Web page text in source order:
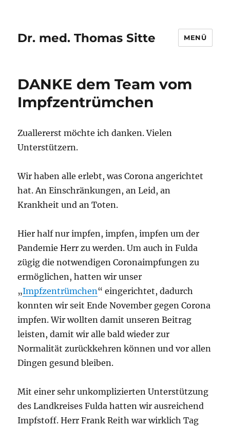
Dr. med. Thomas Sitte MENÜ
DANKE dem Team vom
Impfzentrümchen
Zuallererst möchte ich danken. Vielen
Unterstützern.
Wir haben alle erlebt, was Corona angerichtet
hat. An Einschränkungen, an Leid, an
Krankheit und an Toten.
Hier half nur impfen, impfen, impfen um der
Pandemie Herr zu werden. Um auch in Fulda
zügig die notwendigen Coronaimpfungen zu
ermöglichen, hatten wir unser
„Impfzentrümchen“ eingerichtet, dadurch
konnten wir seit Ende November gegen Corona
impfen. Wir wollten damit unseren Beitrag
leisten, damit wir alle bald wieder zur
Normalität zurückkehren können und vor allen
Dingen gesund bleiben.
Mit einer sehr unkomplizierten Unterstützung
des Landkreises Fulda hatten wir ausreichend
Impfstoff. Herr Frank Reith war wirklich Tag